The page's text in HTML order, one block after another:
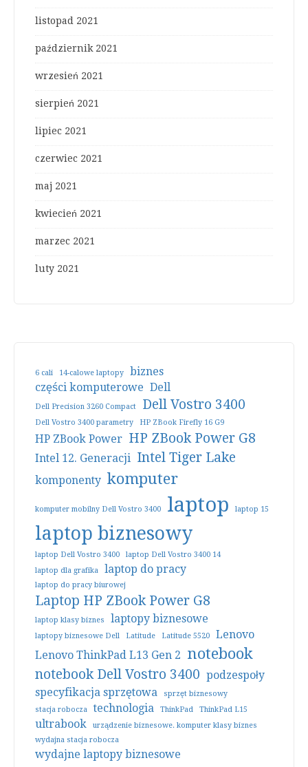
listopad 2021
październik 2021
wrzesień 2021
sierpień 2021
lipiec 2021
czerwiec 2021
maj 2021
kwiecień 2021
marzec 2021
luty 2021
6 cali 14-calowe laptopy
biznes
części komputerowe Dell
Dell Precision 3260 Compact Dell Vostro 3400
Dell Vostro 3400 parametry HP ZBook Firefly 16 G9
HP ZBook Power HP ZBook Power G8
Intel 12. Generacji Intel Tiger Lake
komponenty komputer
komputer mobilny Dell Vostro 3400 laptop laptop 15
laptop biznesowy
laptop Dell Vostro 3400
laptop Dell Vostro 3400 14
laptop dla grafika
laptop do pracy
laptop do pracy biurowej
Laptop HP ZBook Power G8
laptop klasy biznes laptopy biznesowe
laptopy biznesowe Dell Latitude Latitude 5520
Lenovo
Lenovo ThinkPad L13 Gen 2 notebook
notebook Dell Vostro 3400 podzespoły
specyfikacja sprzętowa
sprzęt biznesowy
stacja robocza
technologia ThinkPad ThinkPad L15
ultrabook
urządzenie biznesowe. komputer klasy biznes
wydajna stacja robocza
wydajne laptopy biznesowe